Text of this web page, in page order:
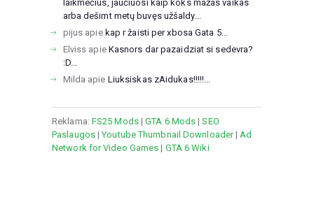
laikmečius, jaučiuosi kaip koks mažas vaikas
arba dešimt metų buvęs užšaldy...
pijus apie kap r žaisti per xbosa Gata 5...
Elviss apie Kasnors dar pazaidziat si sedevra?
:D...
Milda apie Liuksiskas zAidukas!!!!!...
Reklama: FS25 Mods|GTA 6 Mods |SEO
Paslaugos|Youtube Thumbnail Downloader| Ad
Network for Video Games | GTA 6 Wiki